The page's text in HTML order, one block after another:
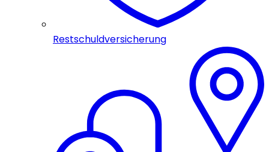
Restschuldversicherung